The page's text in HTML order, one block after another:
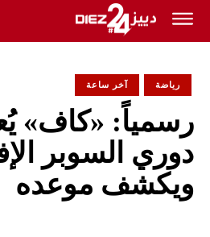
آخر ساعة رياضة
رسمياً: «كاف»
دوري السوبر
ويكشف موعده